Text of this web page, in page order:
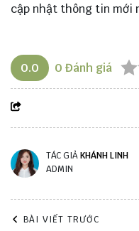
cập nhật thông tin mới
0.0 0 Đánh giá
TÁC GIẢKHÁNH LINH
ADMIN
BÀI VIẾT TRƯỚC